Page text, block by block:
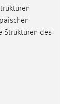
Strukturen des